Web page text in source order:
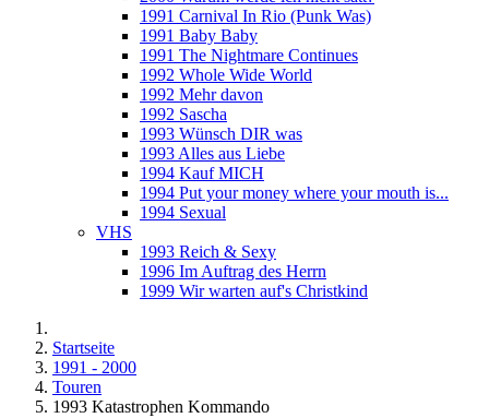
1991 Carnival In Rio (Punk Was)
1991 Baby Baby
1991 The Nightmare Continues
1992 Whole Wide World
1992 Mehr davon
1992 Sascha
1993 Wünsch DIR was
1993 Alles aus Liebe
1994 Kauf MICH
1994 Put your money where your mouth is...
1994 Sexual
VHS
1993 Reich & Sexy
1996 Im Auftrag des Herrn
1999 Wir warten auf's Christkind
Startseite
1991 - 2000
Touren
1993 Katastrophen Kommando